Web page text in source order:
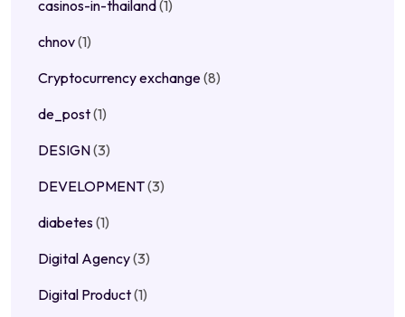
casinos-in-thailand(1)
chnov(1)
Cryptocurrency exchange(8)
de_post(1)
DESIGN(3)
DEVELOPMENT(3)
diabetes(1)
Digital Agency(3)
Digital Product(1)